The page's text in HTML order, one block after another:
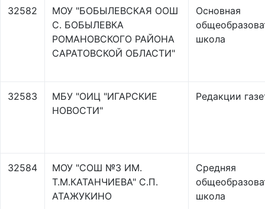
32582
МОУ "БОБЫЛЕВСКАЯ ООШ
С. БОБЫЛЕВКА
РОМАНОВСКОГО РАЙОНА
САРАТОВСКОЙ ОБЛАСТИ"
Основная
школа
32583
МБУ "ОИЦ "ИГАРСКИЕ
НОВОСТИ"
Редакции
32584
МОУ "СОШ №3 ИМ.
Т.М.КАТАНЧИЕВА" С.П.
АТАЖУКИНО
Средняя
школа